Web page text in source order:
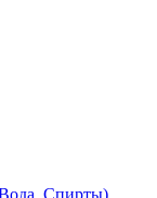
Спирты)